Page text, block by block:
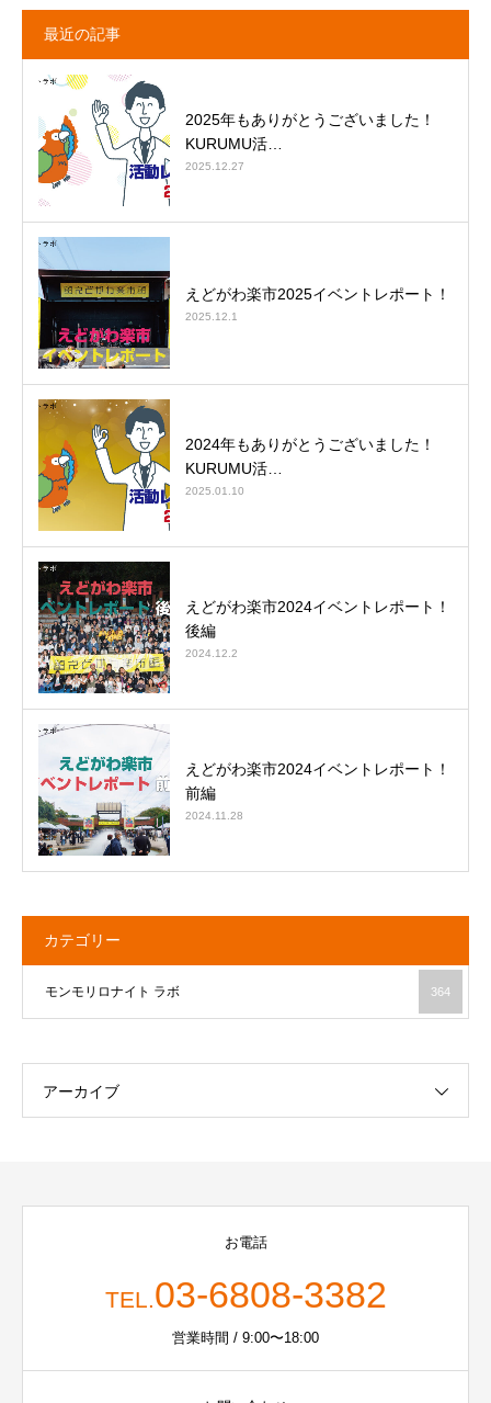
最近の記事
2025年もありがとうございました！
KURUMU活…
2025.12.27
えどがわ楽市2025イベントレポート！
2025.12.1
2024年もありがとうございました！
KURUMU活…
2025.01.10
えどがわ楽市2024イベントレポート！
後編
2024.12.2
えどがわ楽市2024イベントレポート！
前編
2024.11.28
カテゴリー
モンモリロナイト ラボ 364
アーカイブ
お電話
TEL.03-6808-3382
営業時間 / 9:00〜18:00